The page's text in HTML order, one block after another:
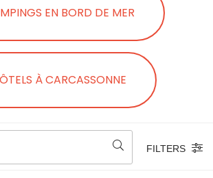
EN BORD DE MER
À CARCASSONNE
FILTERS